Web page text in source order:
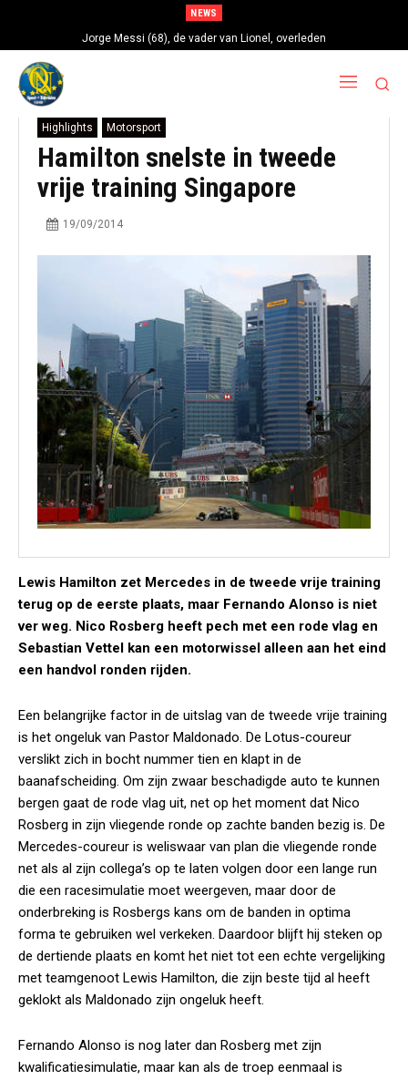
NEWS
Jorge Messi (68), de vader van Lionel, overleden
Highlights Motorsport
Hamilton snelste in tweede
vrije training Singapore
19/09/2014
Lewis Hamilton zet Mercedes in de tweede vrije training
terug op de eerste plaats, maar Fernando Alonso is niet
ver weg. Nico Rosberg heeft pech met een rode vlag en
Sebastian Vettel kan een motorwissel alleen aan het eind
een handvol ronden rijden.
Een belangrijke factor in de uitslag van de tweede vrije training
is het ongeluk van Pastor Maldonado. De Lotus-coureur
verslikt zich in bocht nummer tien en klapt in de
baanafscheiding. Om zijn zwaar beschadigde auto te kunnen
bergen gaat de rode vlag uit, net op het moment dat Nico
Rosberg in zijn vliegende ronde op zachte banden bezig is. De
Mercedes-coureur is weliswaar van plan die vliegende ronde
net als al zijn collega’s op te laten volgen door een lange run
die een racesimulatie moet weergeven, maar door de
onderbreking is Rosbergs kans om de banden in optima
forma te gebruiken wel verkeken. Daardoor blijft hij steken op
de dertiende plaats en komt het niet tot een echte vergelijking
met teamgenoot Lewis Hamilton, die zijn beste tijd al heeft
geklokt als Maldonado zijn ongeluk heeft.
Fernando Alonso is nog later dan Rosberg met zijn
kwalificatiesimulatie, maar kan als de troep eenmaal is